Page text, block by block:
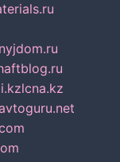
lcna.kz